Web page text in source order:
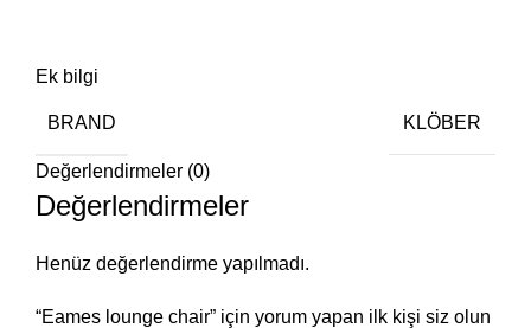
Ek bilgi
BRAND KLÖBER
Değerlendirmeler (0)
Değerlendirmeler
Henüz değerlendirme yapılmadı.
“Eames lounge chair” için yorum yapan ilk kişi siz olun